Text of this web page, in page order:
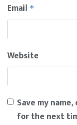
Email *
Website
Save my
for the next